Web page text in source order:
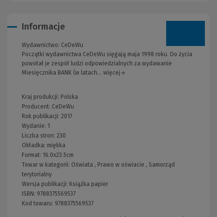
Informacje
Wydawnictwo: CeDeWu
Początki wydawnictwa CeDeWu sięgają maja 1998 roku. Do życia
powołał je zespół ludzi odpowiedzialnych za wydawanie
Miesięcznika BANK (w latach... więcej→
Kraj produkcji: Polska
Producent: CeDeWu
Rok publikacji: 2017
Wydanie: 1
Liczba stron: 230
Okładka: miękka
Format: 16.0x23.5cm
Towar w kategorii: Oświata , Prawo w oświacie , Samorząd
terytorialny
Wersja publikacji: Książka papier
ISBN: 9788375569537
Kod towaru: 9788375569537